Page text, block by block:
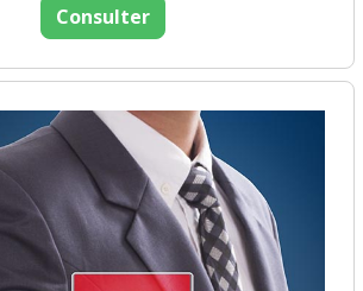
Consulter